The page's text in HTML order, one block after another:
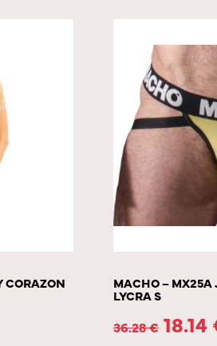
CORAZON MACHO –
LYCRA S
36.28€ 18.14